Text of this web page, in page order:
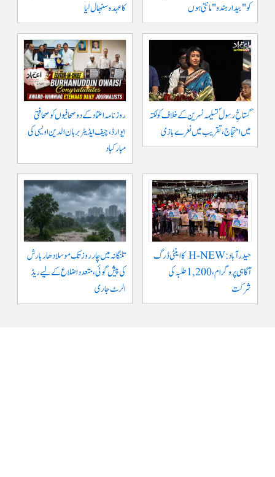
کو "بیدار ہندو" مانتی ہوں
کا عہدہ سنبھال لیا
گستاخِ رسولؐ تسلیمہ نسرین کے خلاف کولکتہ
میں احتجاج، تقریب میں نعرے بازی
روزنامہ اعتماد کے دو صحافیوں کو صحافتی
ایوارڈ، چیف ایڈیٹر برہان الدین اویسی کی
مبارکباد
حیدرآباد: H-NEW کا اینٹی ڈرگ
آگاہی پروگرام، 1,200 طلبہ کی
شرکت
تلنگانہ میں چار روز تک موسلادھار بارش
کی پیش گوئی، متعدد اضلاع کے لیے ریڈ
الرٹ جاری